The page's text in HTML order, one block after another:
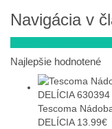
Navigácia v
Najlepšie hodnotené
Tescoma
DELÍCIA 13.99€